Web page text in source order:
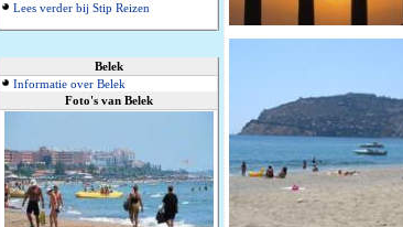
Lees verder bij Stip Reizen
Belek
Informatie over Belek
Foto's van Belek